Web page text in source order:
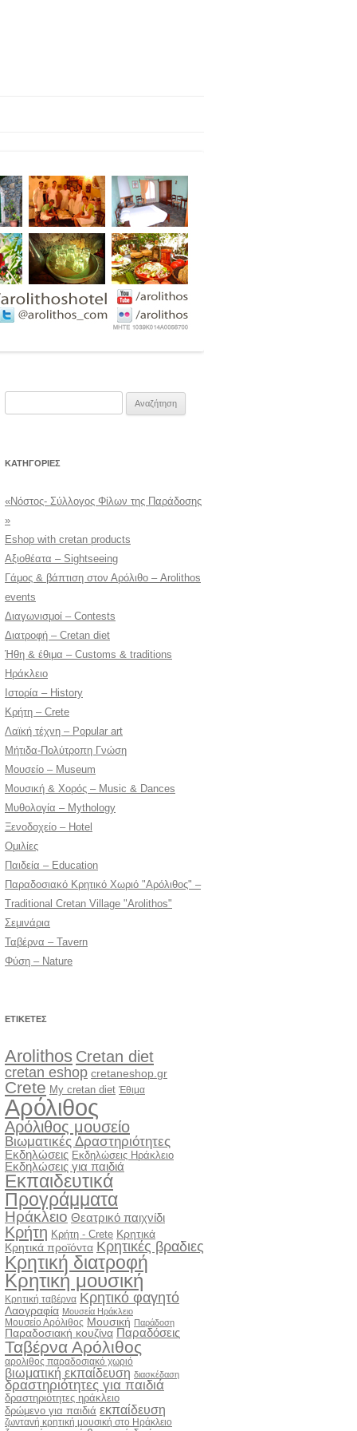
KΑΤΗΓΟΡΊΕΣ
«Νόστος- Σύλλογος Φίλων της Παράδοσης
»
Eshop with cretan products
Αξιοθέατα – Sightseeing
Γάμος & βάπτιση στον Αρόλιθο – Arolithos
events
Διαγωνισμοί – Contests
Διατροφή – Cretan diet
Ήθη & έθιμα – Customs & traditions
Ηράκλειο
Ιστορία – History
Κρήτη – Crete
Λαϊκή τέχνη – Popular art
Μήτιδα-Πολύτροπη Γνώση
Μουσείο – Museum
Μουσική & Χορός – Music & Dances
Μυθολογία – Mythology
Ξενοδοχείο – Hotel
Ομιλίες
Παιδεία – Education
Παραδοσιακό Κρητικό Χωριό "Αρόλιθος" –
Traditional Cretan Village "Arolithos"
Σεμινάρια
Ταβέρνα – Tavern
Φύση – Nature
ΕΤΙΚΈΤΕΣ
Arolithos Cretan diet
cretan eshop cretaneshop.gr
Crete My cretan diet Έθιμα
Αρόλιθος
Αρόλιθος μουσείο
Βιωματικές Δραστηριότητες
Εκδηλώσεις Εκδηλώσεις Ηράκλειο
Εκδηλώσεις για παιδιά
Εκπαιδευτικά
Προγράμματα
Ηράκλειο Θεατρικό παιχνίδι
Κρήτη Κρήτη - Crete Κρητικά
Κρητικά προϊόντα Κρητικές βραδιες
Κρητική διατροφή
Κρητική μουσική
Κρητική ταβέρνα Κρητικό φαγητό
Λαογραφία Μουσεία Ηράκλειο
Μουσείο Αρόλιθος Μουσική Παράδοση
Παραδοσιακή κουζίνα Παραδόσεις
Ταβέρνα Αρόλιθος
αρολιθος παραδοσιακό χωριό
βιωματική εκπαίδευση διασκέδαση
δραστηριότητες για παιδιά
δραστηριότητες ηράκλειο
δρώμενο για παιδιά εκπαίδευση
ζωντανή κρητική μουσική στο Ηράκλειο